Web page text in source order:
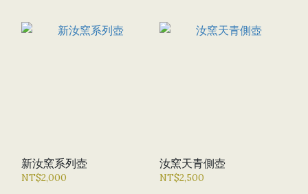
新汝窯系列壺
NT$2,000
汝窯天青側壺
NT$2,500